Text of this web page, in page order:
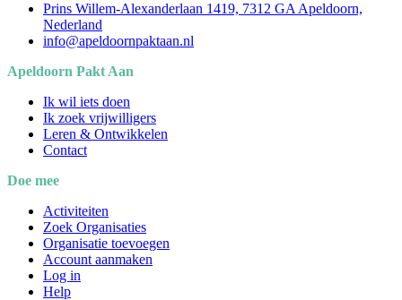
Prins Willem-Alexanderlaan 1419, 7312 GA Apeldoorn,
Nederland
info@apeldoornpaktaan.nl
Apeldoorn Pakt Aan
Ik wil iets doen
Ik zoek vrijwilligers
Leren & Ontwikkelen
Contact
Doe mee
Activiteiten
Zoek Organisaties
Organisatie toevoegen
Account aanmaken
Log in
Help